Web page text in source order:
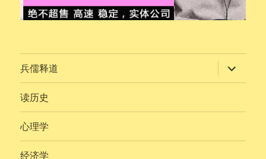
兵儒释道 展
开
子
读历史
心理学
经济学